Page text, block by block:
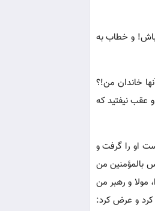
باش! و خطاب به
خاندان من!؟
عقب نیفتید که
او را گرفت و
بالمؤمنین من
مولا و رهبر من
کرد و عرض کرد: